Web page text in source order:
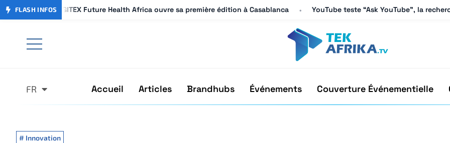
FLASH INFOS GITEX Future Health Africa ouvre sa première édition à Casablanca YouTube teste “Ask YouTube”, la
GITEX Future Health Africa ouvre sa première édition à Casablanca YouTube teste “Ask YouTube”, la
FR
AR Accueil Articles Brandhubs Événements Couverture Événementielle
# Innovation